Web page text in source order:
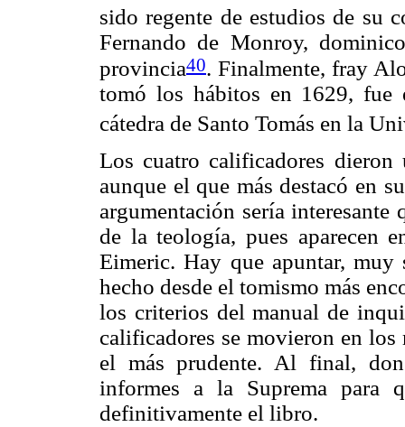
sido regente de estudios de su
Fernando de Monroy,
provincia40. Finalmente, fray
tomó los hábitos en 1629,
cátedra de Santo Tomás en la
Los cuatro calificadores
aunque el que más destacó en
argumentación sería
de la teología, pues aparecen
Eimeric. Hay que apuntar, muy
hecho desde el tomismo más
los criterios del manual de
calificadores se movieron en
el más prudente. Al final,
informes a la Suprema para
definitivamente el libro.